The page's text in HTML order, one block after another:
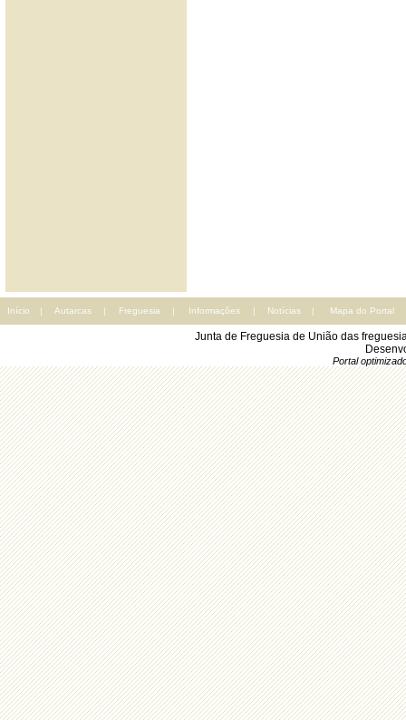
Início | Autarcas | Freguesia | Informações | Notícias | Mapa do Portal
Junta de Freguesia de União das
Portal